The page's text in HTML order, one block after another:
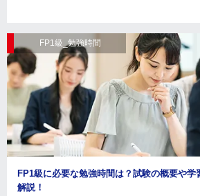
FP1級_勉強時間
FP1級に必要な勉強時間は？試験の概要や学
解説！